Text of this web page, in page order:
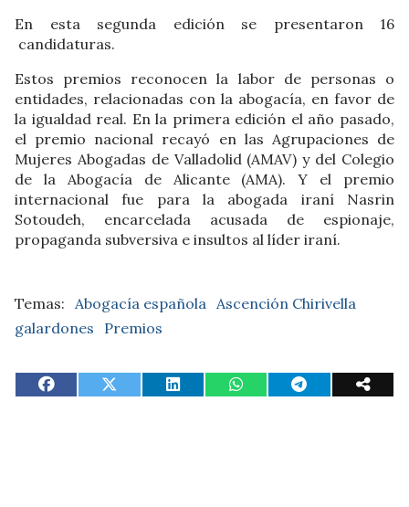
En esta segunda edición se presentaron 16
candidaturas.
Estos premios reconocen la labor de personas o
entidades, relacionadas con la abogacía, en favor de
la igualdad real. En la primera edición el año pasado,
el premio nacional recayó en las Agrupaciones de
Mujeres Abogadas de Valladolid (AMAV) y del Colegio
de la Abogacía de Alicante (AMA). Y el premio
internacional fue para la abogada iraní Nasrin
Sotoudeh, encarcelada acusada de espionaje,
propaganda subversiva e insultos al líder iraní.
Abogacía española Ascención Chirivella
galardones
Premios